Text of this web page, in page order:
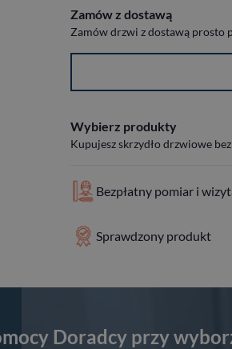
Zamów z dostawą
Zamów drzwi z dostawą prosto
Wybierz produkty
Kupujesz skrzydło drzwiowe
Bezpłatny pomiar i
Sprawdzony produkt
Doradcy przy